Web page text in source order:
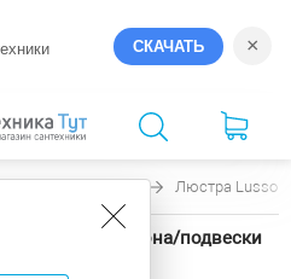
СКАЧАТЬ ×
Люстра Lussole
6043 цвет плафона/подвески